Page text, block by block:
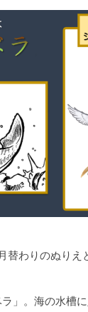
替わりのぬりえ
」。海の水槽